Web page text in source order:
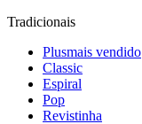
Tradicionais
Plusmais vendido
Classic
Espiral
Pop
Revistinha